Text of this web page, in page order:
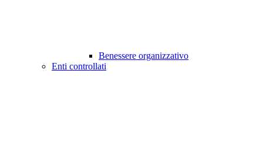
Benessere organizzativo
Enti controllati